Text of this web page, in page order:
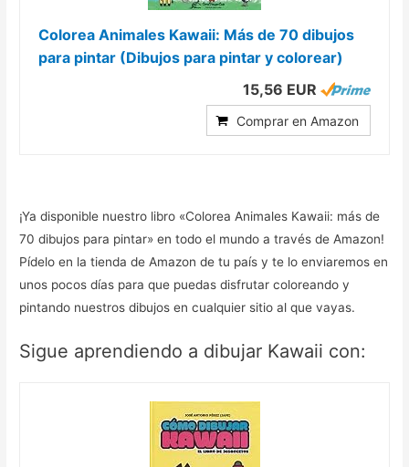
Colorea Animales Kawaii: Más de 70 dibujos
para pintar (Dibujos para pintar y colorear)
15,56 EUR
Comprar en Amazon
¡Ya disponible nuestro libro «Colorea Animales Kawaii: más de
70 dibujos para pintar» en todo el mundo a través de Amazon!
Pídelo en la tienda de Amazon de tu país y te lo enviaremos en
unos pocos días para que puedas disfrutar coloreando y
pintando nuestros dibujos en cualquier sitio al que vayas.
Sigue aprendiendo a dibujar Kawaii con: